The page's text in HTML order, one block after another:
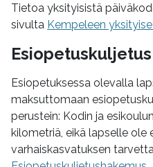
Tietoa yksityisistä
sivulta Kempeleen
Esiopetuskuljetus
Esiopetuksessa olevalla
maksuttomaan
perustein: Kodin ja
kilometriä, eikä lapselle ole
varhaiskasvatuksen